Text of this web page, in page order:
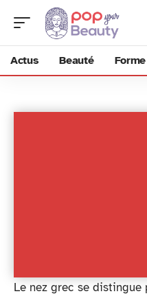
Actus Beauté
Le nez grec se